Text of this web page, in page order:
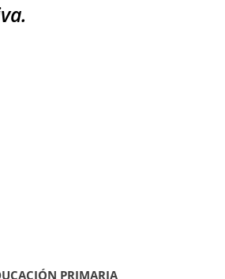
PRIMARIA